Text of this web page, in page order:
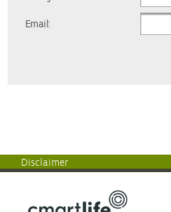
Email:
Disclaimer